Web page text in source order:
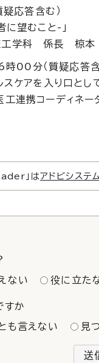
応答含む）
に望むこと-」
工学科 係長 椋
00分（質疑応答含
ケアを入り口として
工連携コーディネ
」はアドビシステ
ない 役に立た
すか
も言えない 見
送